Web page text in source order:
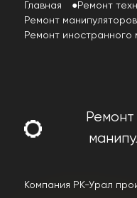
Главная
Ремонт
Ремонт манипуляторов
Ремонт иностранного
Компания РК-Урал